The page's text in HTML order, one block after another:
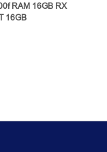
RAM 16GB RX
16GB